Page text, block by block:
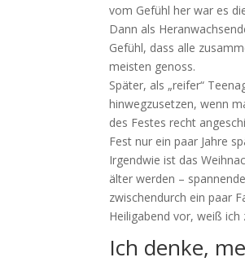
vom Gefühl her war es
Dann als
Gefühl, dass alle
meisten genoss.
Später, als „reifer“
hinwegzusetzen, wenn
des Festes recht
Fest nur ein paar Jahre
Irgendwie ist das
älter werden –
zwischendurch ein paar
Heiligabend vor, weiß
Ich denke,